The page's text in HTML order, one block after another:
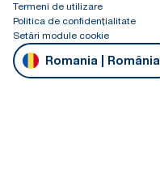
Termeni de utilizare
Politica de confidențialitate
Setări module cookie
Romania | România